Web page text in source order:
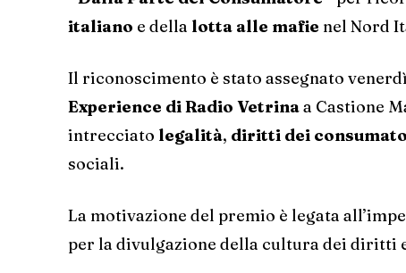
italiano e della lotta alle mafie nel Nord
Il riconoscimento è stato assegnato
Experience di Radio Vetrinaa Castione
intrecciato legalità, diritti dei
sociali.
La motivazione del premio è legata
per la divulgazione della cultura dei diritti